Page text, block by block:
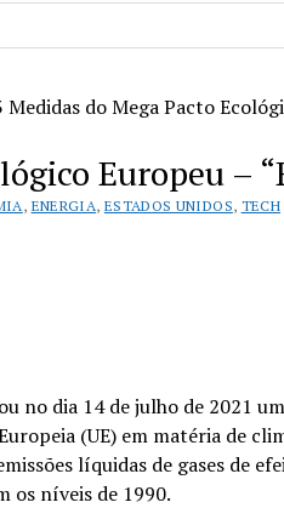
Medidas do Mega Pacto
Europeu –
, ENERGIA, ESTADOS UNIDOS, TECH
no dia 14 de julho de 2021
(UE) em matéria de
líquidas de gases de
os níveis de 1990.